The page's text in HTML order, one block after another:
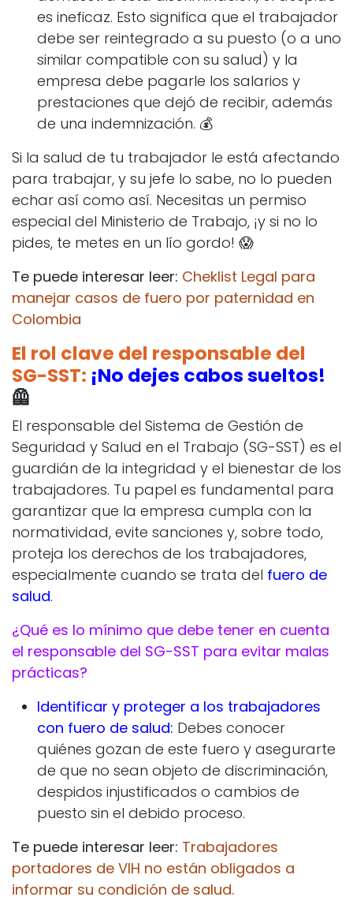
es ineficaz. Esto significa que el trabajador
debe ser reintegrado a su puesto (o a uno
similar compatible con su salud) y la
empresa debe pagarle los salarios y
prestaciones que dejó de recibir, además
de una indemnización. 💰
Si la salud de tu trabajador le está afectando
para trabajar, y su jefe lo sabe, no lo pueden
echar así como así. Necesitas un permiso
especial del Ministerio de Trabajo, ¡y si no lo
pides, te metes en un lío gordo! 😱
Te puede interesar leer: Cheklist Legal para
manejar casos de fuero por paternidad en
Colombia
El rol clave del responsable del
SG-SST: ¡No dejes cabos sueltos!
🦺
El responsable del Sistema de Gestión de
Seguridad y Salud en el Trabajo (SG-SST) es el
guardián de la integridad y el bienestar de los
trabajadores. Tu papel es fundamental para
garantizar que la empresa cumpla con la
normatividad, evite sanciones y, sobre todo,
proteja los derechos de los trabajadores,
especialmente cuando se trata del fuero de
salud.
¿Qué es lo mínimo que debe tener en cuenta
el responsable del SG-SST para evitar malas
prácticas?
Identificar y proteger a los trabajadores
con fuero de salud: Debes conocer
quiénes gozan de este fuero y asegurarte
de que no sean objeto de discriminación,
despidos injustificados o cambios de
puesto sin el debido proceso.
Te puede interesar leer: Trabajadores
portadores de VIH no están obligados a
informar su condición de salud.